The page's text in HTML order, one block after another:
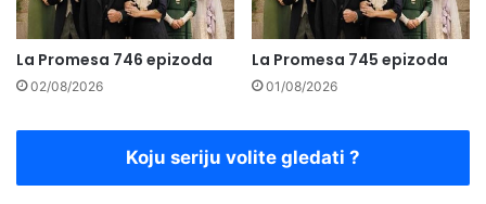
La Promesa 746 epizoda
02/08/2026
La Promesa 745 epizoda
01/08/2026
Koju seriju volite gledati ?